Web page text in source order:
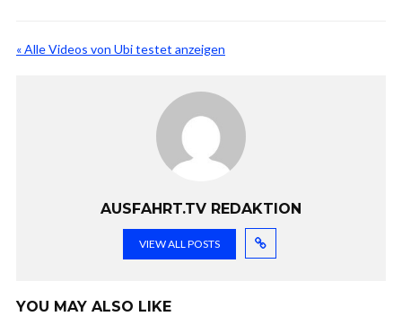
« Alle Videos von Ubi testet anzeigen
AUSFAHRT.TV REDAKTION
VIEW ALL POSTS
YOU MAY ALSO LIKE